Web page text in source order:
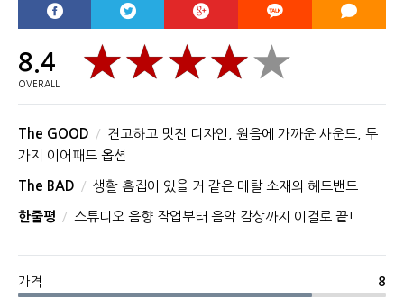
8.4
OVERALL
The GOOD
견고하고 멋진 디자인, 원음에 가까운 사운드, 두
가지 이어패드 옵션
The BAD 생활 흠집이 있을 거 같은 메탈 소재의 헤드밴드
한줄평 스튜디오 음향 작업부터 음악 감상까지 이걸로 끝!
가격 8